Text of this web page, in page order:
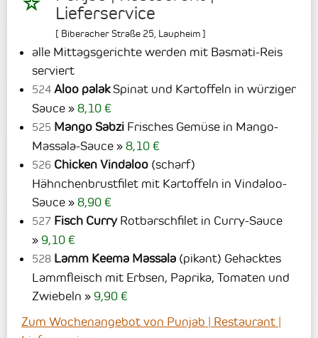
Lieferservice
[ Biberacher Straße 25, Laupheim]
alle Mittagsgerichte werden mit Basmati-Reis
serviert
524 Aloo palakSpinat und Kartoffeln in würziger
Sauce
8,10 €
525 Mango Sabzi Frisches Gemüse in Mango-
Massala-Sauce
8,10 €
526 Chicken Vindaloo (scharf)
Hähnchenbrustfilet mit Kartoffeln in Vindaloo-
Sauce
8,90 €
527 Fisch CurryRotbarschfilet in Curry-Sauce
9,10 €
528 Lamm Keema Massala (pikant) Gehacktes
Lammfleisch mit Erbsen, Paprika, Tomaten und
Zwiebeln
9,90 €
Zum Wochenangebot von Punjab | Restaurant |